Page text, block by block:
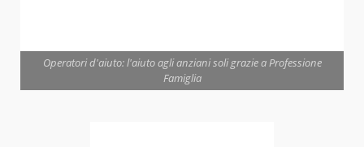
Operatori d'aiuto: l'aiuto agli anziani soli grazie a Professione
Famiglia